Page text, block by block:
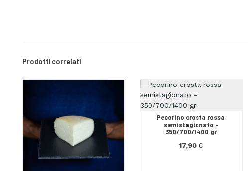
Prodotti correlati
Pecorino crosta rossa
semistagionato -
350/700/1400 gr
17,90 €